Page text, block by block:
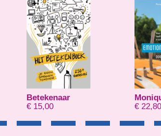
Betekenaar
€ 15,00
€ 22,80